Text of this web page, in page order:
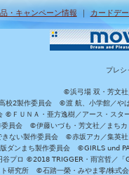
・キャンペーン情報 ｜ カードデ
プレシ
©浜弓場 双・芳文社
校2製作委員会 ©渡 航、小学館／や
©ＦＵＮＡ・亜方逸樹／アース・ス
員会 ©伊藤いづも・芳文社／まち
きない製作委員会 ©赤坂アカ／集英
版ダンまち製作委員会 ©GIRLS und
プロ ©2018 TRIGGER・雨宮哲／
研究所 ©石踏一榮・みやま零/株式